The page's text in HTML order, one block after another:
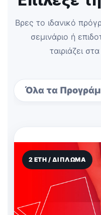
Βρες το ιδανικό
σεμινάριο ή
ταιριάζει
Όλα τα
2 ΈΤΗ / ΔΊΠΛΩΜΑ